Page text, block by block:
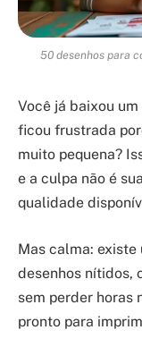
50 desenhos para
Você já baixou
ficou frustrada
muito pequena?
e a culpa não é
qualidade
Mas calma:
desenhos nítidos,
sem perder horas
pronto para